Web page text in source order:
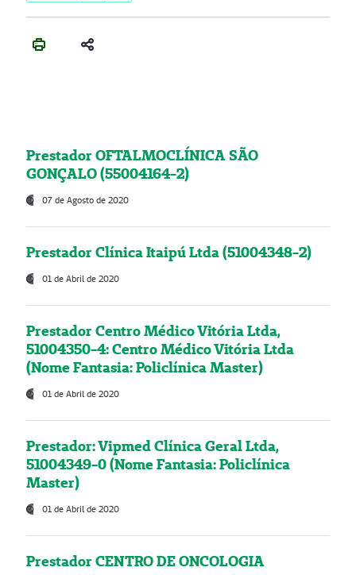
Prestador OFTALMOCLÍNICA SÃO
GONÇALO (55004164-2)
07 de Agosto de 2020
Prestador Clínica Itaipú Ltda (51004348-2)
01 de Abril de 2020
Prestador Centro Médico Vitória Ltda,
51004350-4: Centro Médico Vitória Ltda
(Nome Fantasia: Policlínica Master)
01 de Abril de 2020
Prestador: Vipmed Clínica Geral Ltda,
51004349-0 (Nome Fantasia: Policlínica
Master)
01 de Abril de 2020
Prestador CENTRO DE ONCOLOGIA